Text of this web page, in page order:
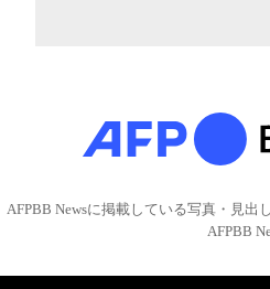
AFPBB Newsに掲載している写真・見
AFPBB